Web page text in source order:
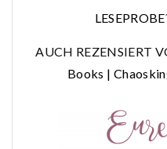
AUCH REZENSIERT
Books |